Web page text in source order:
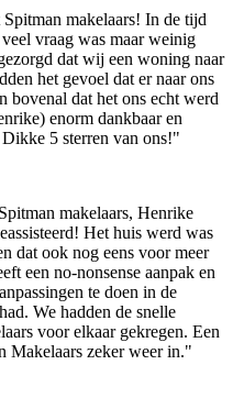
makelaars! In de tijd
vraag was maar weinig
dat wij een woning naar
het gevoel dat er naar ons
bovenal dat het ons echt werd
enorm dankbaar en
Dikke 5 sterren van ons!"
makelaars, Henrike
Het huis werd was
dat ook nog eens voor meer
een no-nonsense aanpak en
te doen in de
We hadden de snelle
voor elkaar gekregen. Een
Makelaars zeker weer in."